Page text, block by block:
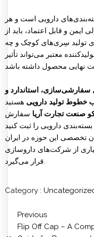
دارویی است و هر
و قابل اعتماد، باید از
تولید سِری‌های کوچک و چه
معتبر می‌تواند تأثیر
سفارشی‌سازی، استاندارد و
خطوط تولید دارویی
صنعت تجارت آریا سفارش
تخصصی این حوزه در ایران
از شرکت‌های داروسازی
قرار می‌گیرد.
Category :
Previous
Flip Off Cap – A